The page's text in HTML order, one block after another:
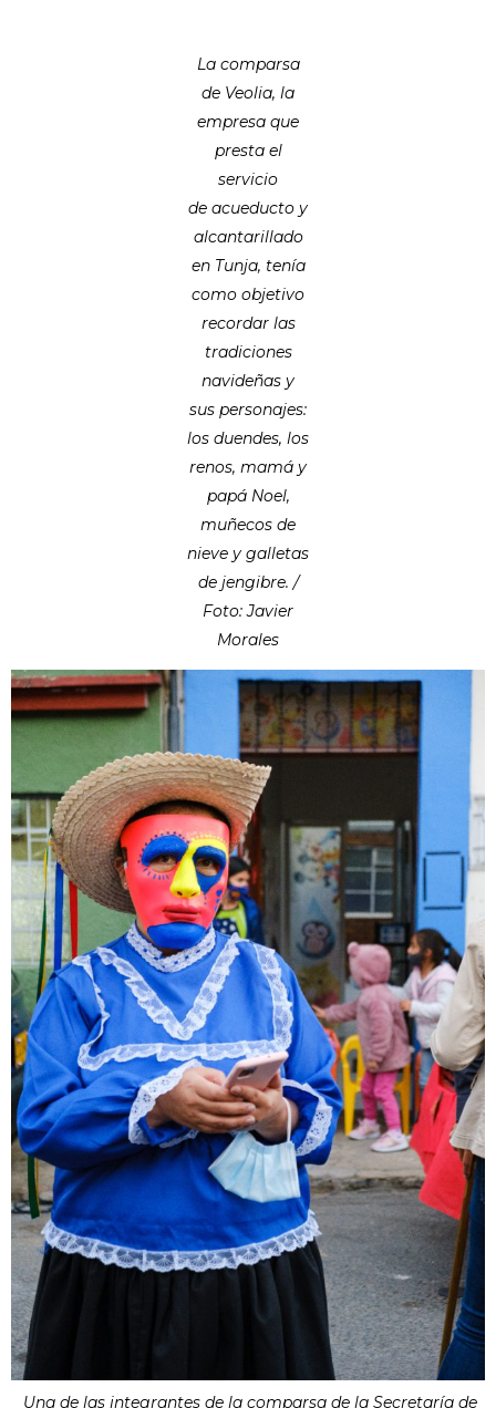
La comparsa
de Veolia, la
empresa que
presta el
servicio
de acueducto y
alcantarillado
en Tunja, tenía
como objetivo
recordar las
tradiciones
navideñas y
sus personajes:
los duendes, los
renos, mamá y
papá Noel,
muñecos de
nieve y galletas
de jengibre. /
Foto: Javier
Morales
Una de las integrantes de la comparsa de la Secretaría de